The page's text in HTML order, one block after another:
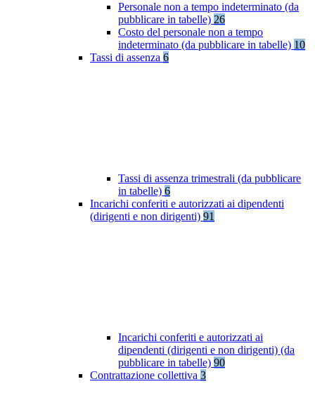
Personale non a tempo indeterminato (da
pubblicare in tabelle) 26
Costo del personale non a tempo
indeterminato (da pubblicare in tabelle) 10
Tassi di assenza 6
Tassi di assenza trimestrali (da pubblicare
in tabelle) 6
Incarichi conferiti e autorizzati ai dipendenti
(dirigenti e non dirigenti) 91
Incarichi conferiti e autorizzati ai
dipendenti (dirigenti e non dirigenti) (da
pubblicare in tabelle) 90
Contrattazione collettiva 3